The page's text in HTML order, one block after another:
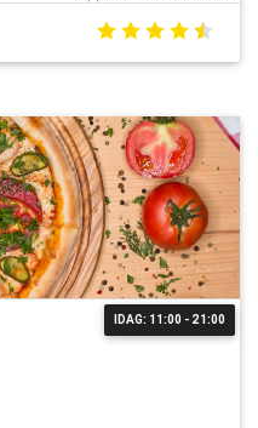
IDAG: 11:00 - 21:00